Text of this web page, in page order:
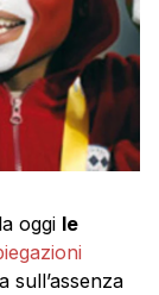
oggi le
sull’assenza